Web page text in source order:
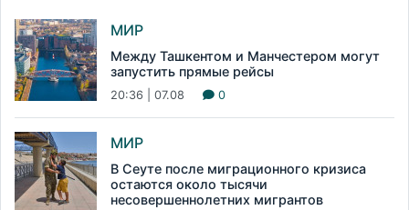
МИР
Между Ташкентом и Манчестером могут
запустить прямые рейсы
20:36 | 07.08 0
МИР
В Сеуте после миграционного кризиса
остаются около тысячи
несовершеннолетних мигрантов